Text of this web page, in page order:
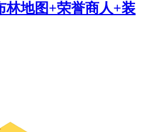
林地图+荣誉商人+装